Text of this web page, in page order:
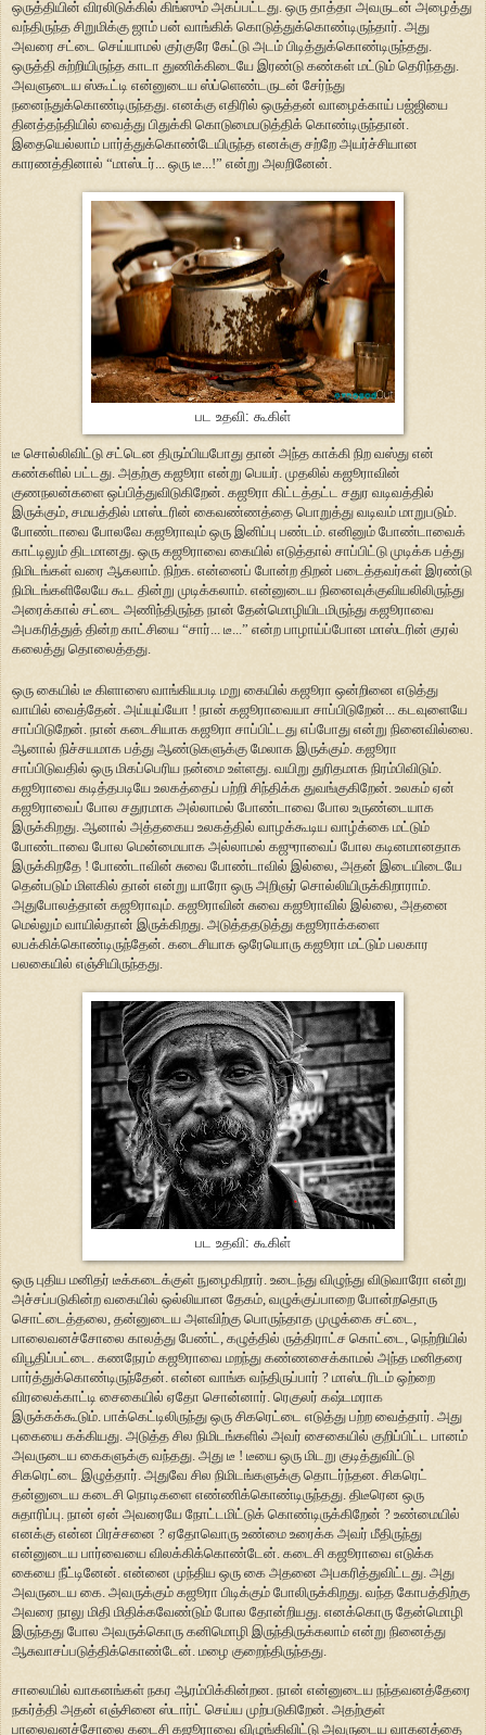
ஒருத்தியின் விரலிடுக்கில் கிங்ஸும் அகப்பட்டது. ஒரு தாத்தா அவருடன் அழைத்து
வந்திருந்த சிறுமிக்கு ஜாம் பன் வாங்கிக் கொடுத்துக்கொண்டிருந்தார். அது
அவரை சட்டை செய்யாமல் குர்குரே கேட்டு அடம் பிடித்துக்கொண்டிருந்தது.
ஒருத்தி சுற்றியிருந்த காடா துணிக்கிடையே இரண்டு கண்கள் மட்டும் தெரிந்தது.
அவளுடைய ஸ்கூட்டி என்னுடைய ஸ்ப்ளெண்டருடன் சேர்ந்து
நனைந்துக்கொண்டிருந்தது. எனக்கு எதிரில் ஒருத்தன் வாழைக்காய் பஜ்ஜியை
தினத்தந்தியில் வைத்து பிதுக்கி கொடுமைபடுத்திக் கொண்டிருந்தான்.
இதையெல்லாம் பார்த்துக்கொண்டேயிருந்த எனக்கு சற்றே அயர்ச்சியான
காரணத்தினால் “மாஸ்டர்... ஒரு டீ...!” என்று அலறினேன்.
பட உதவி: கூகிள்
டீ சொல்லிவிட்டு சட்டென திரும்பியபோது தான் அந்த காக்கி நிற வஸ்து என்
கண்களில் பட்டது. அதற்கு கஜூரா என்று பெயர். முதலில் கஜூராவின்
குணநலன்களை ஒப்பித்துவிடுகிறேன். கஜூரா கிட்டத்தட்ட சதுர வடிவத்தில்
இருக்கும், சமயத்தில் மாஸ்டரின் கைவண்ணத்தை பொறுத்து வடிவம் மாறுபடும்.
போண்டாவை போலவே கஜூராவும் ஒரு இனிப்பு பண்டம். எனினும் போண்டாவைக்
காட்டிலும் திடமானது. ஒரு கஜூராவை கையில் எடுத்தால் சாப்பிட்டு முடிக்க பத்து
நிமிடங்கள் வரை ஆகலாம். நிற்க. என்னைப் போன்ற திறன் படைத்தவர்கள் இரண்டு
நிமிடங்களிலேயே கூட தின்று முடிக்கலாம். என்னுடைய நினைவுக்குவியலிலிருந்து
அரைக்கால் சட்டை அணிந்திருந்த நான் தேன்மொழியிடமிருந்து கஜூராவை
அபகரித்துத் தின்ற காட்சியை “சார்... டீ...” என்ற பாழாய்ப்போன மாஸ்டரின் குரல்
கலைத்து தொலைத்தது.
ஒரு கையில் டீ கிளாஸை வாங்கியபடி மறு கையில் கஜூரா ஒன்றினை எடுத்து
வாயில் வைத்தேன். அய்யுய்யோ ! நான் கஜூராவையா சாப்பிடுறேன்... கடவுளையே
சாப்பிடுறேன். நான் கடைசியாக கஜூரா சாப்பிட்டது எப்போது என்று நினைவில்லை.
ஆனால் நிச்சயமாக பத்து ஆண்டுகளுக்கு மேலாக இருக்கும். கஜூரா
சாப்பிடுவதில் ஒரு மிகப்பெரிய நன்மை உள்ளது. வயிறு துரிதமாக நிரம்பிவிடும்.
கஜூராவை கடித்தபடியே உலகத்தைப் பற்றி சிந்திக்க துவங்குகிறேன். உலகம் ஏன்
கஜூராவைப் போல சதுரமாக அல்லாமல் போண்டாவை போல உருண்டையாக
இருக்கிறது. ஆனால் அத்தகைய உலகத்தில் வாழக்கூடிய வாழ்க்கை மட்டும்
போண்டாவை போல மென்மையாக அல்லாமல் கஜுராவைப் போல கடினமானதாக
இருக்கிறதே ! போண்டாவின் சுவை போண்டாவில் இல்லை, அதன் இடையிடையே
தென்படும் மிளகில் தான் என்று யாரோ ஒரு அறிஞர் சொல்லியிருக்கிறாராம்.
அதுபோலத்தான் கஜூராவும். கஜூராவின் சுவை கஜூராவில் இல்லை, அதனை
மெல்லும் வாயில்தான் இருக்கிறது. அடுத்ததடுத்து கஜூராக்களை
லபக்கிக்கொண்டிருந்தேன். கடைசியாக ஒரேயொரு கஜூரா மட்டும் பலகார
பலகையில் எஞ்சியிருந்தது.
பட உதவி: கூகிள்
ஒரு புதிய மனிதர் டீக்கடைக்குள் நுழைகிறார். உடைந்து விழுந்து விடுவாரோ என்று
அச்சப்படுகின்ற வகையில் ஒல்லியான தேகம், வழுக்குப்பாறை போன்றதொரு
சொட்டைத்தலை, தன்னுடைய அளவிற்கு பொருந்தாத முழுக்கை சட்டை,
பாலைவனச்சோலை காலத்து பேண்ட், கழுத்தில் ருத்திராட்ச கொட்டை, நெற்றியில்
விபூதிப்பட்டை. கணநேரம் கஜூராவை மறந்து கண்ணசைக்காமல் அந்த மனிதரை
பார்த்துக்கொண்டிருந்தேன். என்ன வாங்க வந்திருப்பார் ? மாஸ்டரிடம் ஒற்றை
விரலைக்காட்டி சைகையில் ஏதோ சொன்னார். ரெகுலர் கஷ்டமராக
இருக்கக்கூடும். பாக்கெட்டிலிருந்து ஒரு சிகரெட்டை எடுத்து பற்ற வைத்தார். அது
புகையை கக்கியது. அடுத்த சில நிமிடங்களில் அவர் சைகையில் குறிப்பிட்ட பானம்
அவருடைய கைகளுக்கு வந்தது. அது டீ ! டீயை ஒரு மிடறு குடித்துவிட்டு
சிகரெட்டை இழுத்தார். அதுவே சில நிமிடங்களுக்கு தொடர்ந்தன. சிகரெட்
தன்னுடைய கடைசி நொடிகளை எண்ணிக்கொண்டிருந்தது. திடீரென ஒரு
சுதாரிப்பு. நான் ஏன் அவரையே நோட்டமிட்டுக் கொண்டிருக்கிறேன் ? உண்மையில்
எனக்கு என்ன பிரச்சனை ? ஏதோவொரு உண்மை உரைக்க அவர் மீதிருந்து
என்னுடைய பார்வையை விலக்கிக்கொண்டேன். கடைசி கஜூராவை எடுக்க
கையை நீட்டினேன். என்னை முந்திய ஒரு கை அதனை அபகரித்துவிட்டது. அது
அவருடைய கை. அவருக்கும் கஜூரா பிடிக்கும் போலிருக்கிறது. வந்த கோபத்திற்கு
அவரை நாலு மிதி மிதிக்கவேண்டும் போல தோன்றியது. எனக்கொரு தேன்மொழி
இருந்தது போல அவருக்கொரு கனிமொழி இருந்திருக்கலாம் என்று நினைத்து
ஆசுவாசப்படுத்திக்கொண்டேன். மழை குறைந்திருந்தது.
சாலையில் வாகனங்கள் நகர ஆரம்பிக்கின்றன. நான் என்னுடைய நந்தவனத்தேரை
நகர்த்தி அதன் எஞ்சினை ஸ்டார்ட் செய்ய முற்படுகிறேன். அதற்குள்
பாலைவனச்சோலை கடைசி கஜூராவை விழுங்கிவிட்டு அவருடைய வாகனத்தை